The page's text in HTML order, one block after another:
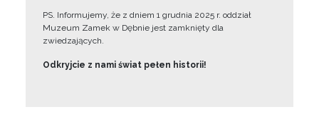
PS. Informujemy, że z dniem 1 grudnia 2025 r. oddział
Muzeum Zamek w Dębnie jest zamknięty dla
zwiedzających.
Odkryjcie z nami świat pełen historii!